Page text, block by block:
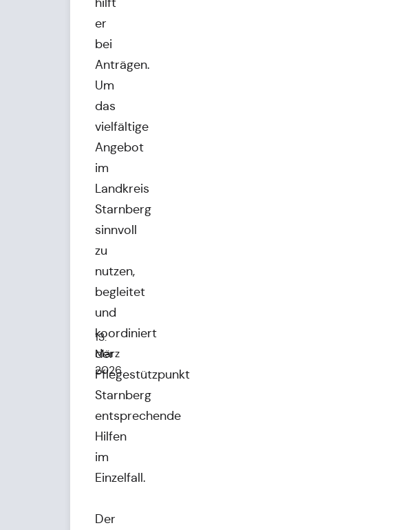
13.
März
2026
er
bei
Anträgen.
Um
das
vielfältige
Angebot
im
Landkreis
Starnberg
sinnvoll
zu
nutzen,
begleitet
und
koordiniert
der
Pflegestützpunkt
Starnberg
entsprechende
Hilfen
im
Einzelfall.
Der